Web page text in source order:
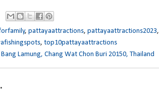
, pattayaattractions, pattayaattractions2023,
, top10pattayaattractions
Lamung, Chang Wat Chon Buri 20150, Thailand